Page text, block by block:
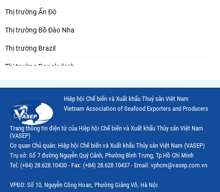
Thị trường Ấn Độ
Thị trường Bồ Đào Nha
Thị trường Brazil
Thị trường Bangladesh
Thị trường Canada
Thị trường Ecuador
Thị trường EU
Thị trường Indonesia
Hiệp hội Chế biến và Xuất khẩu Thuỷ sản Việt Nam
Vietnam Association of Seafood Exporters and Producers
Trang thông tin điện tử của Hiệp hội Chế biến và Xuất khẩu Thủy sản Việt Nam
(VASEP)
Cơ quan Chủ quản: Hiệp hội Chế biến và Xuất khẩu Thủy sản Việt Nam (VASEP)
Trụ sở: Số 7 đường Nguyễn Quý Cảnh, Phường Bình Trưng, Tp.Hồ Chí Minh
Tel: (+84) 28.628.10430 - Fax: (+84) 28.628.10437 - Email: vphcm@vasep.com.vn
VPĐD: Số 10, Nguyễn Công Hoan, Phường Giảng Võ, Hà Nội